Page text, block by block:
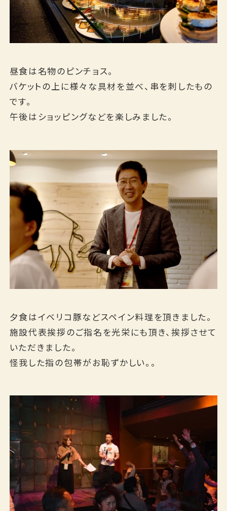
ご宿泊予約
RESERVATION
宿泊日
室 名 名
検索する
宿泊プランから探す
カレンダーから探す
予約確認・変更・キャンセル
TEL.0859-31-1100
（11:00～19:00）
昼食は名物のピンチョス。
バケットの上に様々な具材を並べ、串を刺したもの
です。
午後はショッピングなどを楽しみました。
夕食はイベリコ豚などスペイン料理を頂きました。
施設代表挨拶のご指名を光栄にも頂き、挨拶させて
いただきました。
怪我した指の包帯がお恥ずかしい。。